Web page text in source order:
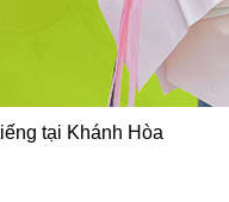
tại Khánh Hòa